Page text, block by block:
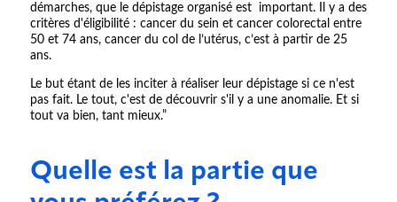
démarches, que le dépistage organisé est important. Il y a des
critères d'éligibilité : cancer du sein et cancer colorectal entre
50 et 74 ans, cancer du col de l’utérus, c’est à partir de 25
ans.
Le but étant de les inciter à réaliser leur dépistage si ce n'est
pas fait. Le tout, c'est de découvrir s'il y a une anomalie. Et si
tout va bien, tant mieux.”
Quelle est la partie que